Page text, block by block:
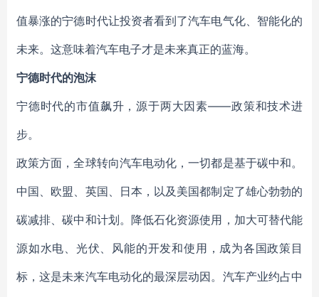
值暴涨的宁德时代让投资者看到了汽车电气化、智能化的
未来。这意味着汽车电子才是未来真正的蓝海。
宁德时代的泡沫
宁德时代的市值飙升，源于两大因素——政策和技术进
步。
政策方面，全球转向汽车电动化，一切都是基于碳中和。
中国、欧盟、英国、日本，以及美国都制定了雄心勃勃的
碳减排、碳中和计划。降低石化资源使用，加大可替代能
源如水电、光伏、风能的开发和使用，成为各国政策目
标，这是未来汽车电动化的最深层动因。汽车产业约占中